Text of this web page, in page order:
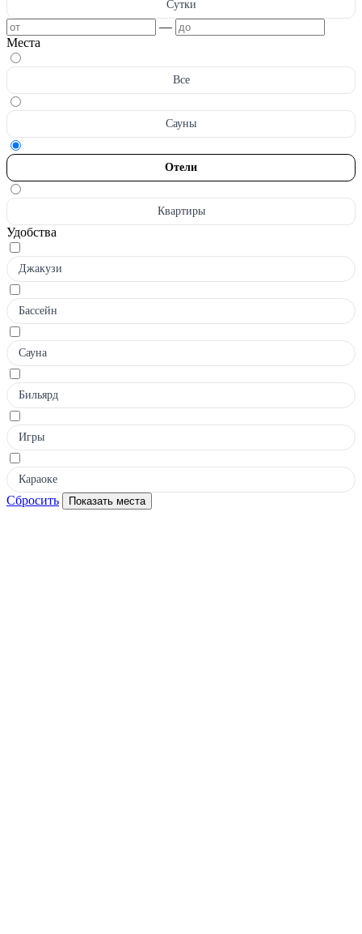
Сутки
—
Места
Все
Сауны
Отели
Квартиры
Удобства
Джакузи
Бассейн
Сауна
Бильярд
Игры
Караоке
Сбросить Показать места